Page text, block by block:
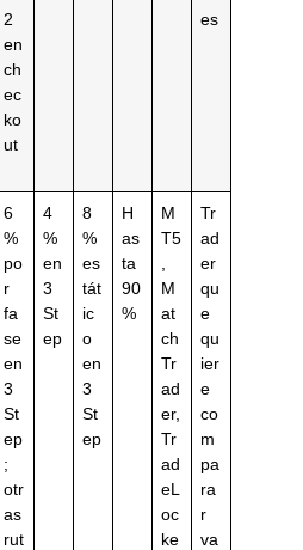
2
en
ch
ec
ko
ut
es
6
%
po
r
fa
se
en
3
St
ep
;
otr
as
rut
4
%
en
3
St
ep
8
%
es
tát
ic
o
en
3
St
ep
H
as
ta
90
%
M
T5
M
at
ch
Tr
ad
er,
Tr
ad
eL
oc
ke
Tr
ad
er
qu
e
qu
ier
e
co
m
pa
ra
r
va